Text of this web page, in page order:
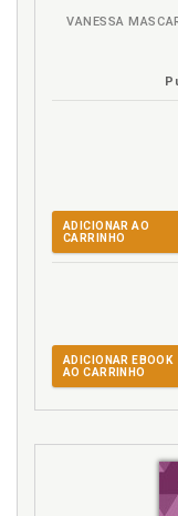
VANESSA
ADICIONAR AO
CARRINHO
ADICIONAR EBOOK
AO CARRINHO